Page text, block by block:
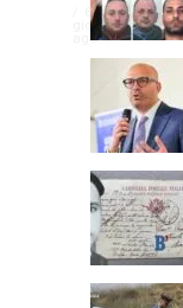
6
giorni
agoIn
al
comunità
rende
omaggio
prete
biancavillese,
ricordato
ago
elettrici,
bolletta:
ecco
cosa
fare
per
ottenerlo
ago
Pasquale
Castro,
prete-
soldato
soccorso
dei
feriti
della
Grande